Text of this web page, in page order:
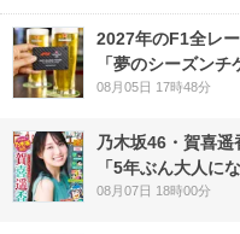
2027年のF1全レ
「夢のシーズン
08月05日 17時48分
乃木坂46・賀喜遥
「5年ぶん大人に
08月07日 18時00分